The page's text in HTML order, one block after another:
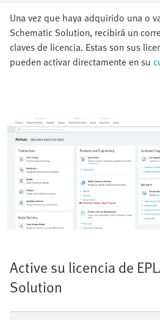
Una vez que haya adquirido una o
Schematic Solution, recibirá un
claves de licencia. Estas son sus
pueden activar directamente en su
Active su licencia de
Solution